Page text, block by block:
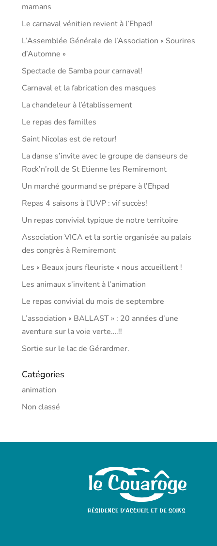
mamans
Le carnaval vénitien revient à l’Ehpad!
L’Assemblée Générale de l’Association « Sourires
d’Automne »
Spectacle de Samba pour carnaval!
Carnaval et la fabrication des masques
La chandeleur à l’établissement
Le repas des familles
Saint Nicolas est de retour!
La danse s’invite avec le groupe de danseurs de
Rock’n’roll de St Etienne les Remiremont
Un marché gourmand se prépare à l’Ehpad
Repas 4 saisons à l’UVP : vif succès!
Un repas convivial typique de notre territoire
Association VICA et la sortie organisée au palais
des congrès à Remiremont
Les « Beaux jours fleuriste » nous accueillent !
Les animaux s’invitent à l’animation
Le repas convivial du mois de septembre
L’association « BALLAST » : 20 années d’une
aventure sur la voie verte….!!
Sortie sur le lac de Gérardmer.
Catégories
animation
Non classé